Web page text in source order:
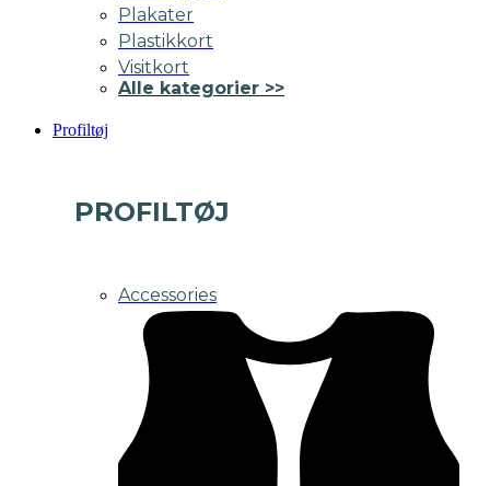
Plakater
Plastikkort
Visitkort
Alle kategorier >>
Profiltøj
PROFILTØJ
Accessories